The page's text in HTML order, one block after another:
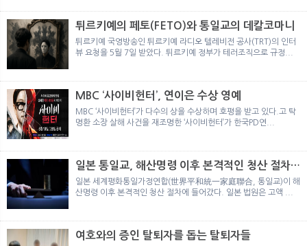
튀르키예의 페토(FETO)와 통일교의 데칼코마니
튀르키예 국영방송인 튀르키예 라디오 텔레비전 공사(TRT)의 인터
뷰 요청을 5월 7일 받았다. 튀르키예 정부가 테러조직으로 규정...
MBC ‘사이비헌터’, 연이은 수상 영예
MBC ‘사이비헌터’가 다수의 상을 수상하며 호평을 받고 있다.고 탁
명환 소장 살해 사건을 재조명한 ‘사이비헌터’가 한국PD연...
일본 통일교, 해산명령 이후 본격적인 청산 절차
돌입
일본 세계평화통일가정연합(世界平和統一家庭聯合, 통일교)이 해
산명령 이후 본격적인 청산 절차에 들어갔다. 일본 법원은 고액 ...
여호와의 증인 탈퇴자를 돕는 탈퇴자들